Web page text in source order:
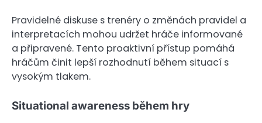
Pravidelné diskuse s trenéry o změnách pravidel a
interpretacích mohou udržet hráče informované
a připravené. Tento proaktivní přístup pomáhá
hráčům činit lepší rozhodnutí během situací s
vysokým tlakem.
Situational awareness během hry